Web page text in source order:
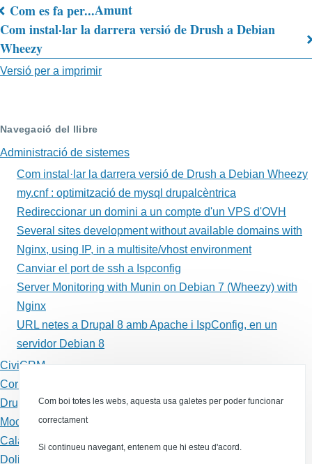
Enllaços
relacionats
de
de
sistemes
Com es fa per...Amunt
Com instal·lar la darrera versió de Drush a Debian
Wheezy
Versió per a imprimir
Navegació del llibre
Administració de sistemes
Com instal·lar la darrera versió de Drush a Debian Wheezy
my.cnf : optimització de mysql drupalcèntrica
Redireccionar un domini a un compte d'un VPS d'OVH
Several sites development without available domains with
Nginx, using IP, in a multisite/vhost environment
Canviar el port de ssh a Ispconfig
Server Monitoring with Munin on Debian 7 (Wheezy) with
Nginx
URL netes a Drupal 8 amb Apache i IspConfig, en un
servidor Debian 8
CiviCRM
Correu electrònic
Drupal
Moodle
Calaix de sastre
Dolibarr
Com boi totes les webs, aquesta usa galetes per poder funcionar
correctament
Si continueu navegant, entenem que hi esteu d'acord.